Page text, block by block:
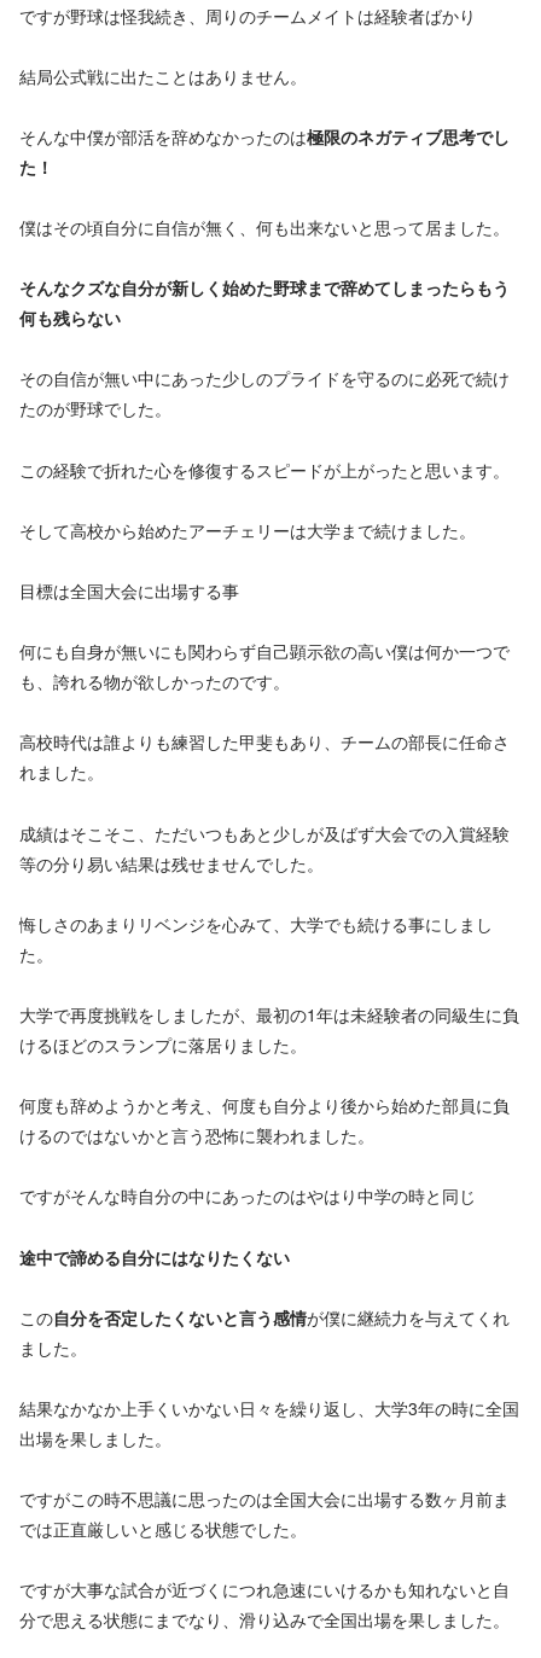
ですが野球は怪我続き、周りのチームメイトは経験者ばかり
結局公式戦に出たことはありません。
そんな中僕が部活を辞めなかったのは極限のネガティブ思考でし
た！
僕はその頃自分に自信が無く、何も出来ないと思って居ました。
そんなクズな自分が新しく始めた野球まで辞めてしまったらもう
何も残らない
その自信が無い中にあった少しのプライドを守るのに必死で続け
たのが野球でした。
この経験で折れた心を修復するスピードが上がったと思います。
そして高校から始めたアーチェリーは大学まで続けました。
目標は全国大会に出場する事
何にも自身が無いにも関わらず自己顕示欲の高い僕は何か一つで
も、誇れる物が欲しかったのです。
高校時代は誰よりも練習した甲斐もあり、チームの部長に任命さ
れました。
成績はそこそこ、ただいつもあと少しが及ばず大会での入賞経験
等の分り易い結果は残せませんでした。
悔しさのあまりリベンジを心みて、大学でも続ける事にしまし
た。
大学で再度挑戦をしましたが、最初の1年は未経験者の同級生に負
けるほどのスランプに落居りました。
何度も辞めようかと考え、何度も自分より後から始めた部員に負
けるのではないかと言う恐怖に襲われました。
ですがそんな時自分の中にあったのはやはり中学の時と同じ
途中で諦める自分にはなりたくない
この自分を否定したくないと言う感情が僕に継続力を与えてくれ
ました。
結果なかなか上手くいかない日々を繰り返し、大学3年の時に全国
出場を果しました。
ですがこの時不思議に思ったのは全国大会に出場する数ヶ月前ま
では正直厳しいと感じる状態でした。
ですが大事な試合が近づくにつれ急速にいけるかも知れないと自
分で思える状態にまでなり、滑り込みで全国出場を果しました。